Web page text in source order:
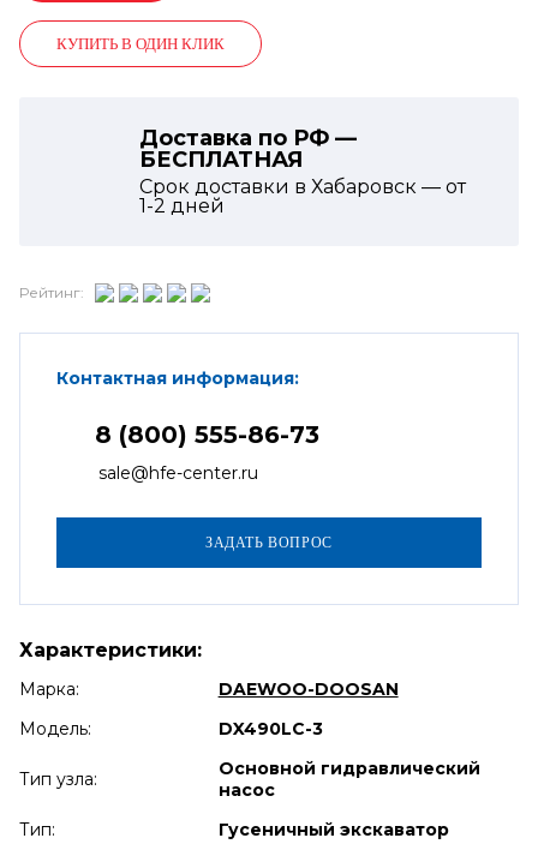
КУПИТЬ В ОДИН КЛИК
Доставка по РФ —
БЕСПЛАТНАЯ
Срок доставки в Хабаровск — от
1-2 дней
Рейтинг:
Контактная информация:
8 (800) 555-86-73
sale@hfe-center.ru
Характеристики:
Марка:
DAEWOO-DOOSAN
Модель:
DX490LC-3
Тип узла:
Основной гидравлический
насос
Тип:
Гусеничный экскаватор